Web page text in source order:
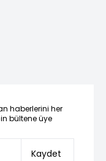
haberlerini her
bültene üye
Kaydet